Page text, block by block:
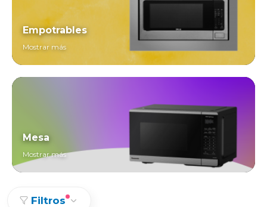
Empotrables
Mostrar más
Mesa
Mostrar más
Filtros